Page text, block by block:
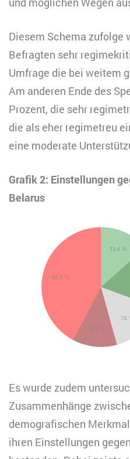
Diesem Schema zufolge
Befragten sehr
Umfrage die bei weitem
Am anderen Ende des
Prozent, die sehr
die als eher regimetreu
eine moderate
Grafik 2: Einstellungen
Belarus
Es wurde zudem
Zusammenhänge
demografischen
ihren Einstellungen